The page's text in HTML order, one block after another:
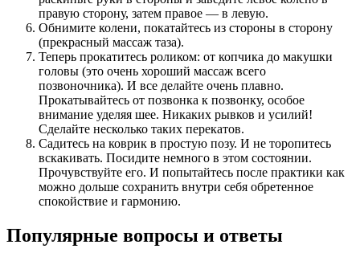
правую сторону, затем правое — в левую.
Обнимите колени, покатайтесь из стороны в сторону
(прекрасный массаж таза).
Теперь прокатитесь роликом: от копчика до макушки
головы (это очень хороший массаж всего
позвоночника). И все делайте очень плавно.
Прокатывайтесь от позвонка к позвонку, особое
внимание уделяя шее. Никаких рывков и усилий!
Сделайте несколько таких перекатов.
Садитесь на коврик в простую позу. И не торопитесь
вскакивать. Посидите немного в этом состоянии.
Прочувствуйте его. И попытайтесь после практики как
можно дольше сохранить внутри себя обретенное
спокойствие и гармонию.
Популярные вопросы и ответы